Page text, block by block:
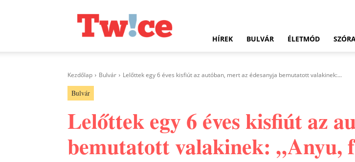
HÍREK BULVÁR ÉLETMÓD
Kezdőlap Bulvár Lelőttek egy 6 éves kisfiút az autóban, mert az édesanyja bemutatott valakinek:...
Bulvár
Lelőttek egy 6 éves kisfiút az
bemutatott valakinek: „Anyu,